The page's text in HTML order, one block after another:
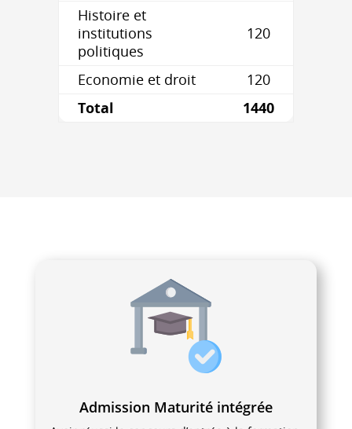
Histoire et
institutions
politiques
120
Economie et droit
120
Total
1440
Admission Maturité intégrée